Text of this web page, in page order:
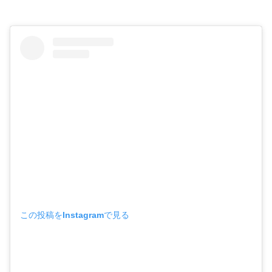
この投稿をInstagramで見る